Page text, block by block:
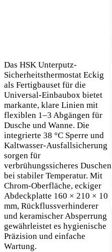
Das HSK Unterputz-
Sicherheitsthermostat Eckig
als Fertigbauset für die
Universal-Einbaubox bietet
markante, klare Linien mit
flexiblen 1–3 Abgängen für
Dusche und Wanne. Die
integrierte 38 °C Sperre und
Kaltwasser-Ausfallsicherung
sorgen für
verbrühungssicheres Duschen
bei stabiler Temperatur. Mit
Chrom-Oberfläche, eckiger
Abdeckplatte 160 × 210 × 10
mm, Rückflussverhinderer
und keramischer Absperrung
gewährleistet es hygienische
Präzision und einfache
Wartung.